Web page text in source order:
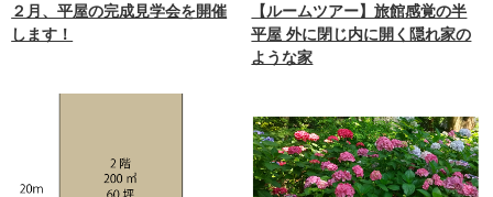
２月、平屋の完成見学会を開催
します！
【ルームツアー】旅館感覚の半
平屋 外に閉じ内に開く隠れ家の
ような家